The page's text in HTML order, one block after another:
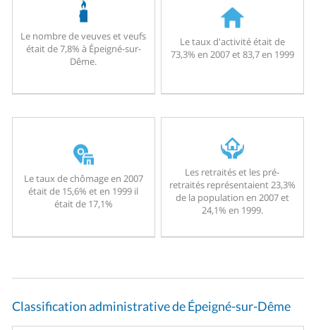
Le nombre de veuves et veufs
était de 7,8% à Épeigné-sur-
Dême.
Le taux d'activité était de
73,3% en 2007 et 83,7 en 1999
Le taux de chômage en 2007
était de 15,6% et en 1999 il
était de 17,1%
Les retraités et les pré-
retraités représentaient 23,3%
de la population en 2007 et
24,1% en 1999.
Classification administrative de Épeigné-sur-Dême